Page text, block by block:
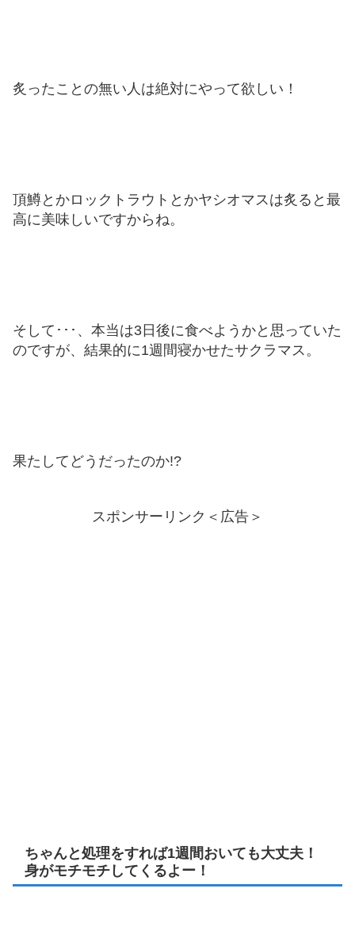
炙ったことの無い人は絶対にやって欲しい！
頂鱒とかロックトラウトとかヤシオマスは炙ると最
高に美味しいですからね。
そして･･･、本当は3日後に食べようかと思っていた
のですが、結果的に1週間寝かせたサクラマス。
果たしてどうだったのか!?
スポンサーリンク＜広告＞
ちゃんと処理をすれば1週間おいても大丈夫！
身がモチモチしてくるよー！